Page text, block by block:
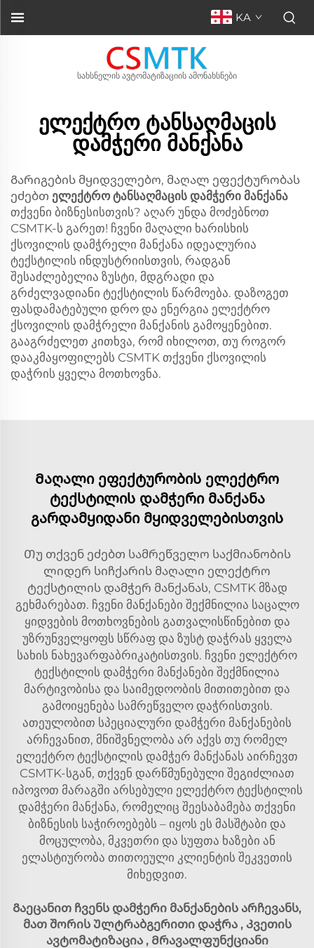
KA
სახსნელის ავტომატიზაციის ამონახსნები
ელექტრო ტანსაღმაცის
დამჭერი მანქანა
Გარიგების მყიდველებო, მაღალ ეფექტურობას
ეძებთ ელექტრო ტანსაღმაცის დამჭერი მანქანა
თქვენი ბიზნესისთვის? აღარ უნდა მოძებნოთ
CSMTK-ს გარეთ! ჩვენი მაღალი ხარისხის
ქსოვილის დამჭრელი მანქანა იდეალურია
ტექსტილის ინდუსტრიისთვის, რადგან
შესაძლებელია ზუსტი, მდგრადი და
გრძელვადიანი ტექსტილის წარმოება. დაზოგეთ
ფასდამატებული დრო და ენერგია ელექტრო
ქსოვილის დამჭრელი მანქანის გამოყენებით.
გააგრძელეთ კითხვა, რომ იხილოთ, თუ როგორ
დააკმაყოფილებს CSMTK თქვენი ქსოვილის
დაჭრის ყველა მოთხოვნა.
Მაღალი ეფექტურობის ელექტრო
ტექსტილის დამჭერი მანქანა
გარდამყიდანი მყიდველებისთვის
Თუ თქვენ ეძებთ სამრეწველო საქმიანობის
ლიდერ სიჩქარის მაღალი ელექტრო
ტექსტილის დამჭერ მანქანას, CSMTK მზად
გეხმარებათ. ჩვენი მანქანები შექმნილია საცალო
ყიდვების მოთხოვნების გათვალისწინებით და
უზრუნველყოფს სწრაფ და ზუსტ დაჭრას ყველა
სახის ნახევარფაბრიკატისთვის. ჩვენი ელექტრო
ტექსტილის დამჭერი მანქანები შექმნილია
მარტივობისა და საიმედოობის მითითებით და
გამოიყენება სამრეწველო დაჭრისთვის.
ათეულობით სპეციალური დამჭერი მანქანების
არჩევანით, მნიშვნელობა არ აქვს თუ რომელ
ელექტრო ტექსტილის დამჭერ მანქანას აირჩევთ
CSMTK-სგან, თქვენ დარწმუნებული შეგიძლიათ
იპოვოთ მარაგში არსებული ელექტრო ტექსტილის
დამჭერი მანქანა, რომელიც შეესაბამება თქვენი
ბიზნესის საჭიროებებს – იყოს ეს მასშტაბი და
მოცულობა, მკვეთრი და სუფთა ხაზები ან
ელასტიურობა თითოეული კლიენტის შეკვეთის
მიხედვით.
Გაეცანით ჩვენს დამჭერი მანქანების არჩევანს,
მათ შორის Ულტრაბგერითი დაჭრა , Კვეთის
ავტომატიზაცია , Მრავალფუნქციანი